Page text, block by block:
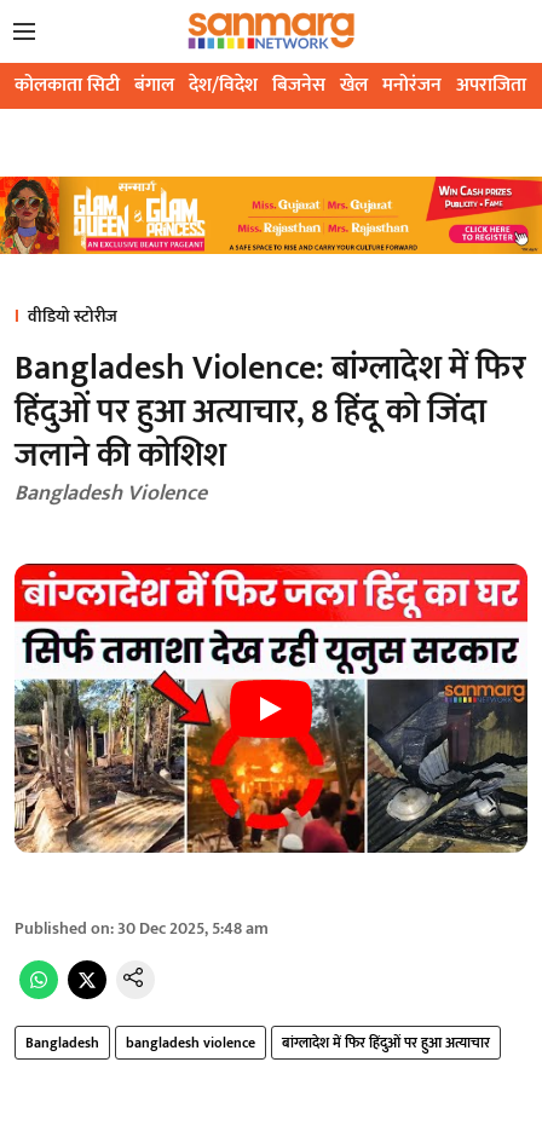
कोलकाता सिटी बंगाल देश/विदेश बिजनेस खेल मनोरंजन अपराजिता
वीडियो स्टोरीज
Bangladesh Violence: बांग्लादेश में फिर
हिंदुओं पर हुआ अत्याचार, 8 हिंदू को ​​जिंदा
जलाने की कोशिश
Bangladesh Violence
Published on:30 Dec 2025, 5:48 am
Bangladesh bangladesh violence बांग्लादेश में फिर हिंदुओं पर हुआ अत्याचार